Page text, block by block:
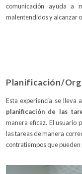
comunicación ayuda a
malentendidos y alcanzar
Planificación/
Esta experiencia se lleva
planificación de las
manera eficaz. El usuario
las tareas de manera
contratiempos que pueden